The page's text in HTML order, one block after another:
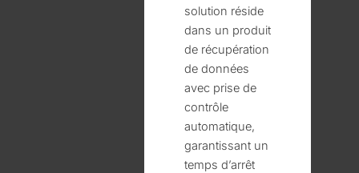
solution réside
dans un produit
de récupération
de données
avec prise de
contrôle
automatique,
garantissant un
temps d’arrêt